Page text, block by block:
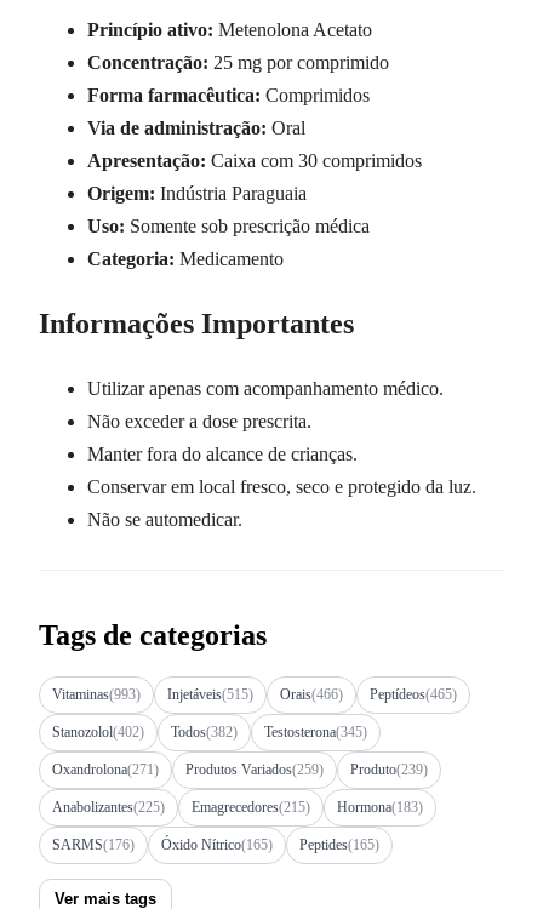
Princípio ativo: Metenolona Acetato
Concentração: 25 mg por comprimido
Forma farmacêutica: Comprimidos
Via de administração: Oral
Apresentação: Caixa com 30 comprimidos
Origem: Indústria Paraguaia
Uso: Somente sob prescrição médica
Categoria: Medicamento
Informações Importantes
Utilizar apenas com acompanhamento médico.
Não exceder a dose prescrita.
Manter fora do alcance de crianças.
Conservar em local fresco, seco e protegido da luz.
Não se automedicar.
Tags de categorias
Vitaminas(993) Injetáveis(515) Orais(466) Peptídeos(465)
Stanozolol(402) Todos(382) Testosterona(345)
Oxandrolona(271) Produtos Variados(259) Produto(239)
Anabolizantes(225) Emagrecedores(215) Hormona(183)
SARMS(176) Óxido Nítrico(165) Peptides(165)
Ver mais tags